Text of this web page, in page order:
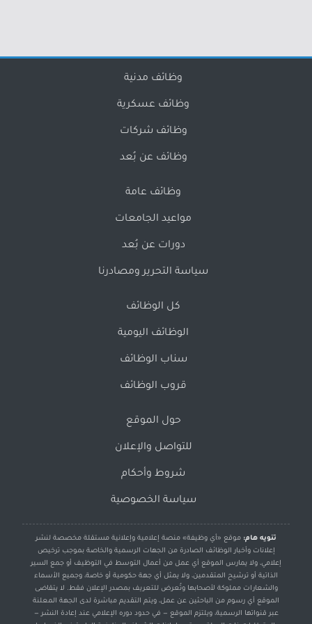
وظائف مدنية
وظائف عسكرية
وظائف شركات
وظائف عن بُعد
وظائف عامة
مواعيد الجامعات
دورات عن بُعد
سياسة التحرير ومصادرنا
كل الوظائف
الوظائف اليومية
سناب الوظائف
قروب الوظائف
حول الموقع
للتواصل والإعلان
شروط وأحكام
سياسة الخصوصية
تنويه هام: موقع «أي وظيفة» منصة إعلامية وإعلانية مستقلة مخصصة لنشر
إعلانات وأخبار الوظائف الصادرة من الجهات الرسمية والخاصة بموجب ترخيص
إعلامي، ولا يمارس الموقع أي عمل من أعمال التوسط في التوظيف أو جمع السير
الذاتية أو ترشيح المتقدمين، ولا يمثل أي جهة حكومية أو خاصة، وجميع الأسماء
والشعارات مملوكة لأصحابها وتُعرض للتعريف بمصدر الإعلان فقط. لا يتقاضى
الموقع أي رسوم من الباحثين عن عمل، ويتم التقديم مباشرة لدى الجهة المعلنة
عبر قنواتها الرسمية، ويلتزم الموقع — في حدود دوره الإعلامي عند إعادة النشر —